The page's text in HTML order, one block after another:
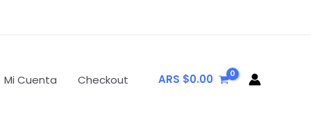
Mi Cuenta Checkout ARS $0.00